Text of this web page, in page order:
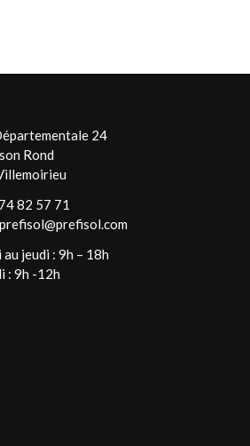
24
Rond
82 57 71
prefisol@prefisol.com
au jeudi : 9h – 18h
: 9h -12h